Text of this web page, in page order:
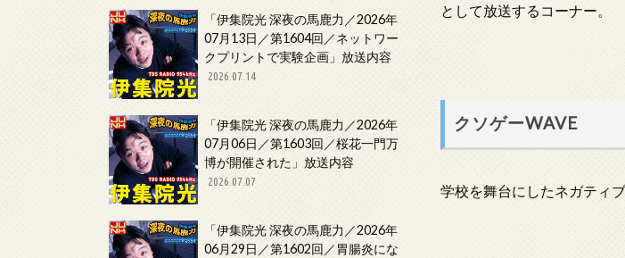
として放送するコーナー。
クソゲーWAVE
学校を舞台にしたネガティ
「伊集院光 深夜の馬鹿力／2026年
07月13日／第1604回／ネットワー
クプリントで実験企画」放送内容
2026.07.14
「伊集院光 深夜の馬鹿力／2026年
07月06日／第1603回／桜花一門万
博が開催された」放送内容
2026.07.07
「伊集院光 深夜の馬鹿力／2026年
06月29日／第1602回／胃腸炎にな